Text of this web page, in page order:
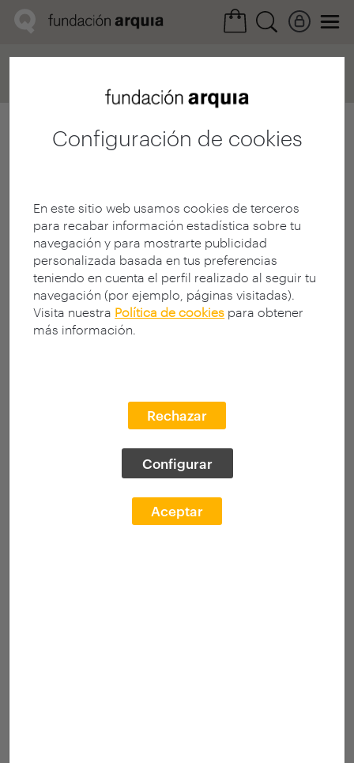
Configuración de cookies
En este sitio web usamos cookies de terceros
para recabar información estadística sobre tu
navegación y para mostrarte publicidad
personalizada basada en tus preferencias
teniendo en cuenta el perfil realizado al seguir tu
navegación (por ejemplo, páginas visitadas).
Visita nuestra Política de cookies para obtener
más información.
Rechazar
Configurar
Aceptar